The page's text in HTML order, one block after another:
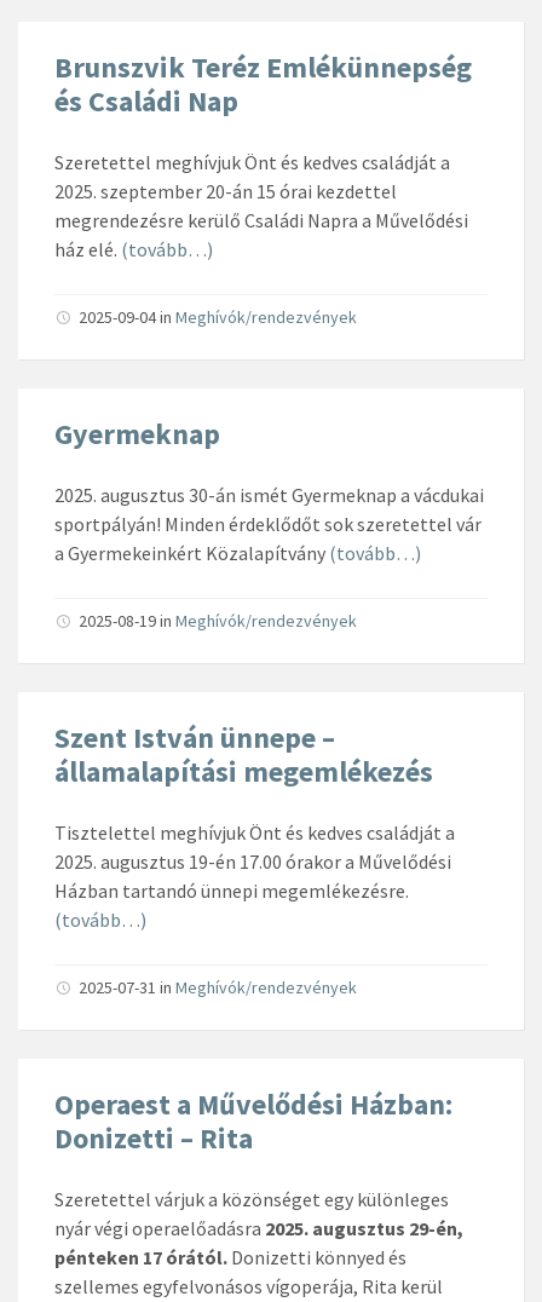
Brunszvik Teréz Emlékünnepség
és Családi Nap
Szeretettel meghívjuk Önt és kedves családját a
2025. szeptember 20-án 15 órai kezdettel
megrendezésre kerülő Családi Napra a Művelődési
ház elé. (tovább…)
2025-09-04in Meghívók/rendezvények
Gyermeknap
2025. augusztus 30-án ismét Gyermeknap a vácdukai
sportpályán! Minden érdeklődőt sok szeretettel vár
a Gyermekeinkért Közalapítvány (tovább…)
2025-08-19in Meghívók/rendezvények
Szent István ünnepe –
államalapítási megemlékezés
Tisztelettel meghívjuk Önt és kedves családját a
2025. augusztus 19-én 17.00 órakor a Művelődési
Házban tartandó ünnepi megemlékezésre.
(tovább…)
2025-07-31 in Meghívók/rendezvények
Operaest a Művelődési Házban:
Donizetti – Rita
Szeretettel várjuk a közönséget egy különleges
nyár végi operaelőadásra 2025. augusztus 29-én,
pénteken 17 órától. Donizetti könnyed és
szellemes egyfelvonásos vígoperája, Rita kerül